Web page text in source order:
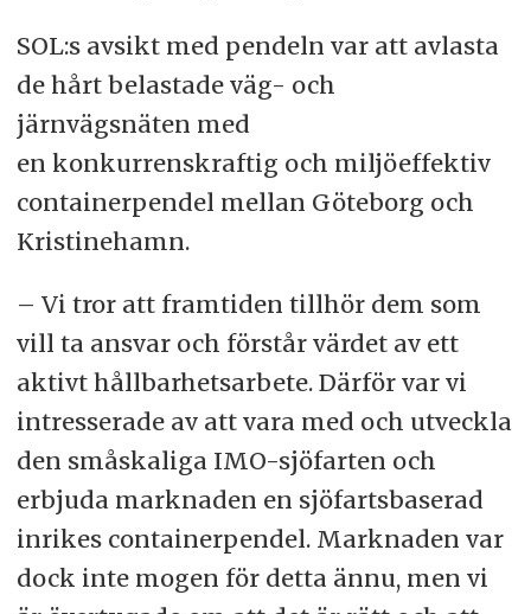
SOL:s avsikt med pendeln var att avlasta
de hårt belastade väg- och
järnvägsnäten med
en konkurrenskraftig och miljöeffektiv
containerpendel mellan Göteborg och
Kristinehamn.
– Vi tror att framtiden tillhör dem som
vill ta ansvar och förstår värdet av ett
aktivt hållbarhetsarbete. Därför var vi
intresserade av att vara med och utveckla
den småskaliga IMO-sjöfarten och
erbjuda marknaden en sjöfartsbaserad
inrikes containerpendel. Marknaden var
dock inte mogen för detta ännu, men vi